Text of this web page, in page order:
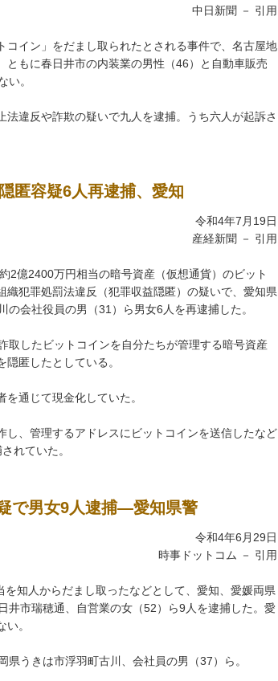
中日新聞 － 引用
イン」をだまし取られたとされる事件で、名古屋地
もに春日井市の内装業の男性（46）と自動車販売
い。
違反や詐欺の疑いで九人を逮捕。うち六人が起訴さ
匿容疑6人再逮捕、愛知
令和4年7月19日
産経新聞 － 引用
2億2400万円相当の暗号資産（仮想通貨）のビット
犯罪処罰法違反（犯罪収益隠匿）の疑いで、愛知県
会社役員の男（31）ら男女6人を再逮捕した。
取したビットコインを自分たちが管理する暗号資産
匿したとしている。
通じて現金化していた。
、管理するアドレスにビットコインを送信したなど
れていた。
で男女9人逮捕―愛知県警
令和4年6月29日
時事ドットコム － 引用
知人からだまし取ったなどとして、愛知、愛媛両県
井市瑞穂通、自営業の女（52）ら9人を逮捕した。愛
。
うきは市浮羽町古川、会社員の男（37）ら。